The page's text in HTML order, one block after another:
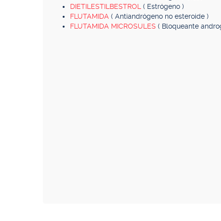
DIETILESTILBESTROL ( Estrógeno )
FLUTAMIDA ( Antiandrógeno no esteroide )
FLUTAMIDA MICROSULES ( Bloqueante